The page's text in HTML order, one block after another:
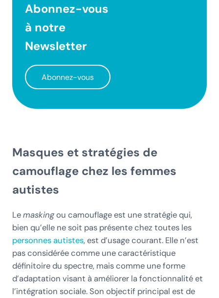
Abonnez-vous
à notre
Newsletter
Abonnez-vous
Masques et stratégies de
camouflage chez les femmes
autistes
Lemaskingou camouflage est une stratégie qui,
bien qu’elle ne soit pas présente chez toutes les
personnes autistes, est d’usage courant. Elle n’est
pas considérée comme une caractéristique
définitoire du spectre, mais comme une forme
d’adaptation visant à améliorer la fonctionnalité et
l’intégration sociale. Son objectif principal est de